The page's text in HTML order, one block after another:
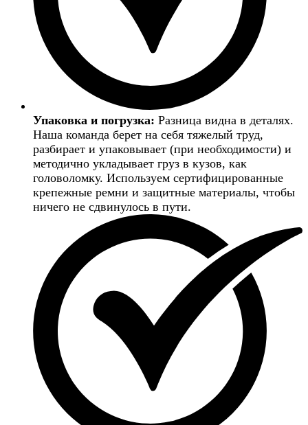
Упаковка и погрузка: Разница видна в деталях.
Наша команда берет на себя тяжелый труд,
разбирает и упаковывает (при необходимости) и
методично укладывает груз в кузов, как
головоломку. Используем сертифицированные
крепежные ремни и защитные материалы, чтобы
ничего не сдвинулось в пути.